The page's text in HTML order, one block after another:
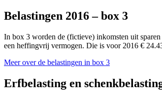
Belastingen 2016 – box 3
In box 3 worden de (fictieve) inkomsten uit
een heffingvrij vermogen. Die is voor 2016 €
Meer over de belastingen in box 3
Erfbelasting en